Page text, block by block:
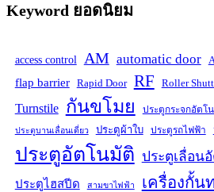
Keyword ยอดนิยม
access control AM automatic door
flap barrier Rapid Door RF Roller
Turnstile กันขโมย ประตูกระจกอัตโ
ประตูบานเลื่อนเดี่ยว ประตูผ้าใบ ประตูรถไฟฟ้า
ประตูอัตโนมัติ ประตูเลื่อน
ประตูไฮสปีด สามขาไฟฟ้า เครื่องกั้น